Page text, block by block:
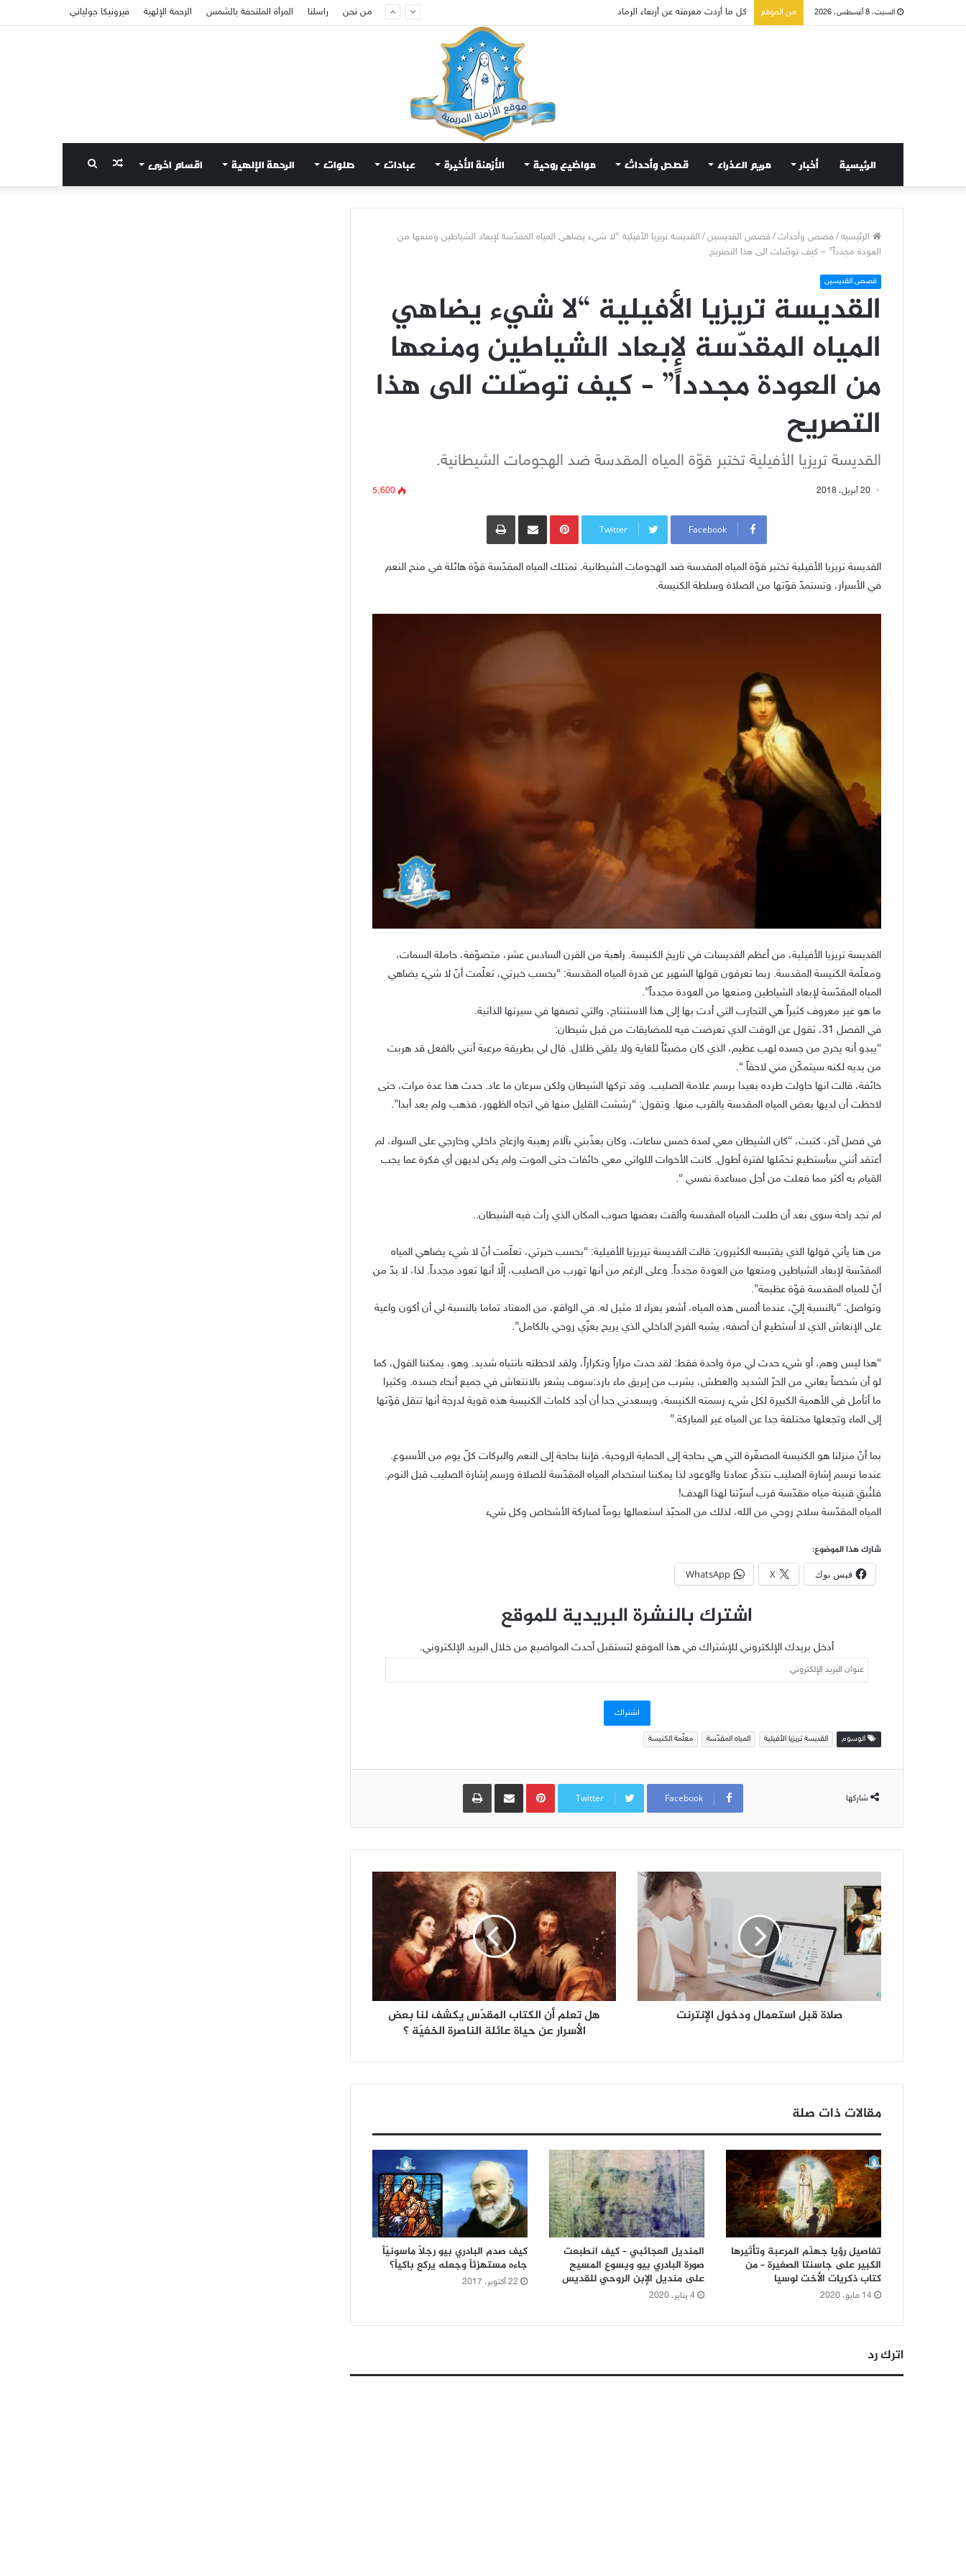
السبت، 8 أغسطس، 2026 من الموقع صلاة إلى مريم سلطانة السلام لتهدئة الغضب الإلهي من نحن راسلنا المرأة الملتحفة بالشمس الرحمة الإلهية فيرونيكا جولياني
الرئيسية أخبار مريم العذراء قصص وأحداث مواضيع روحية الأزمنة الأخيرة عبادات صلوات الرحمة الإلهية اقسام اخرى بحث مقال
الرئيسية/قصص وأحداث/قصص القديسين/ القديسة تريزيا الأفيلية “لا شيء يضاهي المياه المقدّسة لإبعاد الشياطين ومنعها من
العودة مجدداً” – كيف توصّلت الى هذا التصريح
قصص القديسين
القديسة تريزيا الأفيلية “لا شيء يضاهي
المياه المقدّسة لإبعاد الشياطين ومنعها
من العودة مجدداً” – كيف توصّلت الى هذا
التصريح
القديسة تريزيا الأفيلية تختبر قوّة المياه المقدسة ضد الهجومات الشيطانية.
20 أبريل، 2018 5٬600
Facebook
Twitter
Pinterestمشاركة عبر البريد طباعة
القديسة تريزيا الأفيلية تختبر قوّة المياه المقدسة ضد الهجومات الشيطانية. تمتلك المياه المقدّسة قوّة هائلة في منح النعم
في الأسرار، وتستمدّ قوّتها من الصلاة وسلطة الكنيسة.
القديسة تريزيا الأفيلية، من أعظم القديسات في تاريخ الكنيسة. راهبة من القرن السادس عشر، متصوّفة، حاملة السمات،
ومعلّمة الكنيسة المقدسة. ربما تعرفون قولها الشهير عن قدرة المياه المقدسة: “بحسب خبرتي، تعلّمت أنّ لا شيء يضاهي
المياه المقدّسة لإبعاد الشياطين ومنعها من العودة مجدداً”.
ما هو غير معروف كثيراً هي التجارب التي أدت بها إلى هذا الاستنتاج، والتي تصفها في سيرتها الذاتية.
في الفصل 31، تقول عن الوقت الذي تعرضت فيه للمضايقات من قبل شيطان:
“يبدو أنه يخرج من جسده لهب عظيم، الذي كان مضيئاً للغاية ولا يلقي ظلال. قال لي بطريقة مرعبة أنني بالفعل قد هربت
من يديه لكنه سيتمكّن مني لاحقاً “.
خائفة، قالت انها حاولت طرده بعيدا برسم علامة الصليب. وقد تركها الشيطان ولكن سرعان ما عاد. حدث هذا عدة مرات، حتى
لاحظت أن لديها بعض المياه المقدسة بالقرب منها. وتقول: “رششت القليل منها في اتجاه الظهور، فذهب ولم يعد أبدا”.
في فصل آخر، كتبت، “كان الشيطان معي لمدة خمس ساعات، وكان يعذّبني بآلام رهيبة وازعاج داخلي وخارجي على السواء، لم
أعتقد أنني سأستطيع تحمّلها لفترة أطول. كانت الأخوات اللواتي معي خائفات حتى الموت ولم يكن لديهن أي فكرة عما يجب
القيام به أكثر مما فعلت من أجل مساعدة نفسي “.
لم تجد راحة سوى بعد أن طلبت المياه المقدسة وألقت بعضها صوب المكان الذي رأت فيه الشيطان..
من هنا يأتي قولها الذي يقتبسه الكثيرون: قالت القديسة تيريزيا الأفيلية: “بحسب خبرتي، تعلّمت أنّ لا شيء يضاهي المياه
المقدّسة لإبعاد الشياطين ومنعها من العودة مجدداً. وعلى الرغم من أنها تهرب من الصليب، إلّا أنها تعود مجدداً. لذا، لا بدّ من
أنّ للمياه المقدسة قوّة عظيمة”.
وتواصل: “بالنسبة إليّ، عندما ألمس هذه المياه، أشعر بعزاء لا مثيل له. في الواقع، من المعتاد تماما بالنسبة لي أن أكون واعية
على الإنعاش الذي لا أستطيع أن أصفه، يشبه الفرح الداخلي الذي يريح يعزّي روحي بالكامل”.
“هذا ليس وهم، أو شيء حدث لي مرة واحدة فقط: لقد حدث مراراً وتكراراً، ولقد لاحظته بانتباه شديد. وهو، يمكننا القول، كما
لو أن شخصاً يعاني من الحرّ الشديد والعطش، يشرب من إبريق ماء بارد:سوف يشعر بالانتعاش في جميع أنحاء جسده. وكثيرا
ما أتأمل في الأهمية الكبيرة لكل شيء رسمته الكنيسة، ويسعدني جدا أن أجد كلمات الكنيسة هذه قوية لدرجة أنها تنقل قوّتها
إلى الماء وتجعلها مختلفة جدا عن المياه غير المباركة.”
بما أنّ منزلنا هو الكنيسة المصغّرة التي هي بحاجة إلى الحماية الروحية، فإننا بحاجة إلى النعم والبركات كلّ يوم من الأسبوع.
عندما نرسم إشارة الصليب نتذكّر عمادنا والوعود لذا يمكننا استخدام المياه المقدّسة للصلاة ورسم إشارة الصليب قبل النوم.
فلنُبقِ قنينة مياه مقدّسة قرب أسرّتنا لهذا الهدف!
المياه المقدّسة سلاح روحي من الله، لذلك من المحبّذ استعمالها يوماً لمباركة الأشخاص وكل شيء
شارك هذا الموضوع:
فيس بوك X
WhatsApp
اشترك بالنشرة البريدية للموقع
أدخل بريدك الإلكتروني للإشتراك في هذا الموقع لتستقبل أحدث المواضيع من خلال البريد الإلكتروني.
عنوان
البريد
اشتراك
الوسوم القديسة تريزيا الأفيلية المياه المقدّسة معلّمة الكنيسة
شاركها Facebook
Twitter
Pinterestمشاركة عبر البريد طباعة
صلاة قبل استعمال ودخول الإنترنت
هل تعلم أن الكتاب المقدّس يكشف لنا بعض
الأسرار عن حياة عائلة الناصرة الخفيّة ؟
مقالات ذات صلة
تفاصيل رؤيا جهنّم المرعبة وتأثيرها
الكبير على جاسنتا الصغيرة – من
كتاب ذكريات الأخت لوسيا
14 مايو، 2020
المنديل العجائبي – كيف انطبعت
صورة البادري بيو ويسوع المسيح
على منديل الإبن الروحي للقديس
4 يناير، 2020
كيف صدم البادري بيو رجلاً ماسونيّاً
جاءه مستهزئاً وجعله يركع باكياً؟
22 أكتوبر، 2017
اترك رد